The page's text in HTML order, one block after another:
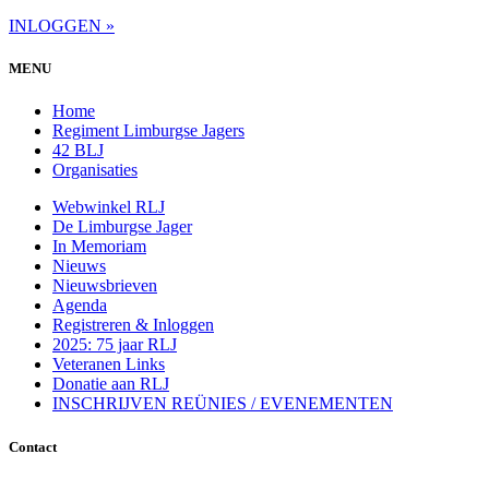
INLOGGEN »
MENU
Home
Regiment Limburgse Jagers
42 BLJ
Organisaties
Webwinkel RLJ
De Limburgse Jager
In Memoriam
Nieuws
Nieuwsbrieven
Agenda
Registreren & Inloggen
2025: 75 jaar RLJ
Veteranen Links
Donatie aan RLJ
INSCHRIJVEN REÜNIES / EVENEMENTEN
Contact